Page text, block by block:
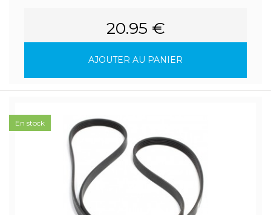
20.95 €
AJOUTER AU PANIER
En stock